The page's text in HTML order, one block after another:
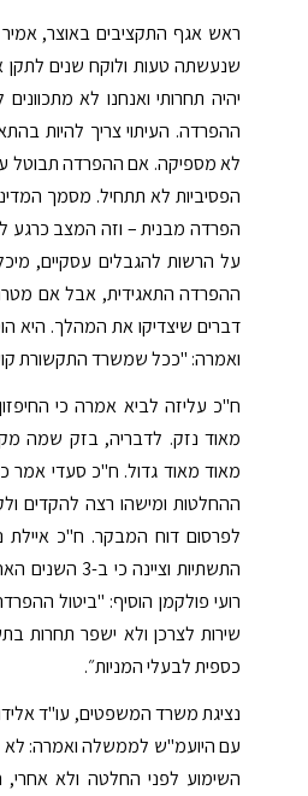
ראש אגף התקציבים באוצר,
שנעשתה טעות ולוקח שנים
יהיה תחרותי ואנחנו לא
ההפרדה. העיתוי צריך להיות
לא מספיקה. אם ההפרדה תבוטל
הפסיביות לא תתחיל. מסמך
הפרדה מבנית – וזה המצב כרגע
על הרשות להגבלים עסקיים,
ההפרדה התאגידית, אבל אם
דברים שיצדיקו את המהלך. היא
ואמרה: "ככל שמשרד התקשורת
ח"כ עליזה לביא אמרה כי
מאוד נזק. לדבריה, בזק שמה
מאוד מאוד גדול. ח"כ סעדי
ההחלטות ומישהו רצה להקדים
לפרסום דוח המבקר. ח"כ
רועי פולקמן הוסיף: "ביטול
שירות לצרכן ולא ישפר תחרות
כספית לבעלי המניות״.
נציגת משרד המשפטים, עו"ד
עם היועמ"ש לממשלה ואמרה: לא
השימוע לפני החלטה ולא